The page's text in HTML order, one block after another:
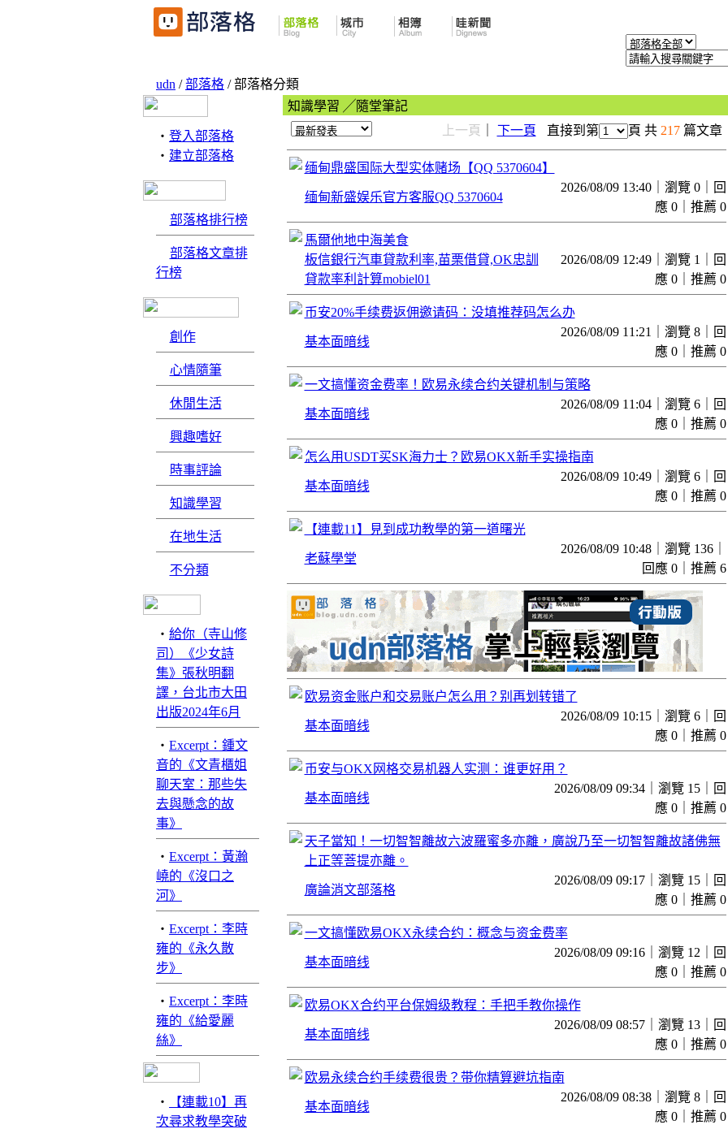
udn /部落格 / 部落格分類
‧ 登入部落格
‧ 建立部落格
部落格排行榜
部落格文章排
行榜
創作
心情隨筆
休閒生活
興趣嗜好
時事評論
知識學習
在地生活
不分類
‧ 給你（寺山修
司）《少女詩
集》張秋明翻
譯，台北市大田
出版2024年6月
‧ Excerpt：鍾文
音的《文青櫃姐
聊天室：那些失
去與懸念的故
事》
‧ Excerpt：黃瀚
嶢的《沒口之
河》
‧ Excerpt：李時
雍的《永久散
步》
‧ Excerpt：李時
雍的《給愛麗
絲》
‧
【連載10】再
次尋求教學突破
知識學習 ╱隨堂筆記
上一頁
下一頁 直接到第 頁 共 217篇文章
缅甸鼎盛国际大型实体赌场【QQ 5370604】
缅甸新盛娱乐官方客服QQ 5370604
2026/08/09 13:40｜瀏覽 0｜回
應 0｜推薦 0
馬爾他地中海美食
板信銀行汽車貸款利率,苗栗借貸,OK忠訓
貸款率利計算mobiel01
2026/08/09 12:49｜瀏覽 1｜回
應 0｜推薦 0
币安20%手续费返佣邀请码：没填推荐码怎么办
基本面暗线
2026/08/09 11:21｜瀏覽 8｜回
應 0｜推薦 0
一文搞懂资金费率！欧易永续合约关键机制与策略
基本面暗线
2026/08/09 11:04｜瀏覽 6｜回
應 0｜推薦 0
怎么用USDT买SK海力士？欧易OKX新手实操指南
基本面暗线
2026/08/09 10:49｜瀏覽 6｜回
應 0｜推薦 0
【連載11】見到成功教學的第一道曙光
老蘇學堂
2026/08/09 10:48｜瀏覽 136｜
回應 0｜推薦 6
欧易资金账户和交易账户怎么用？别再划转错了
基本面暗线
2026/08/09 10:15｜瀏覽 6｜回
應 0｜推薦 0
币安与OKX网格交易机器人实测：谁更好用？
基本面暗线
2026/08/09 09:34｜瀏覽 15｜回
應 0｜推薦 0
天子當知！一切智智離故六波羅蜜多亦離，廣說乃至一切智智離故諸佛無
上正等菩提亦離。
廣論消文部落格
2026/08/09 09:17｜瀏覽 15｜回
應 0｜推薦 0
一文搞懂欧易OKX永续合约：概念与资金费率
基本面暗线
2026/08/09 09:16｜瀏覽 12｜回
應 0｜推薦 0
欧易OKX合约平台保姆级教程：手把手教你操作
基本面暗线
2026/08/09 08:57｜瀏覽 13｜回
應 0｜推薦 0
欧易永续合约手续费很贵？带你精算避坑指南
基本面暗线
2026/08/09 08:38｜瀏覽 8｜回
應 0｜推薦 0